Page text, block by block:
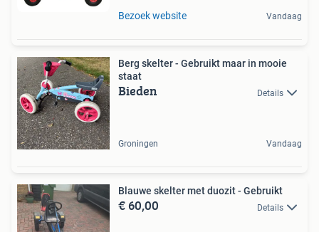
Bezoek website Vandaag
Berg skelter - Gebruikt maar in mooie
staat
Bieden Details
Groningen Vandaag
Blauwe skelter met duozit - Gebruikt
€ 60,00 Details